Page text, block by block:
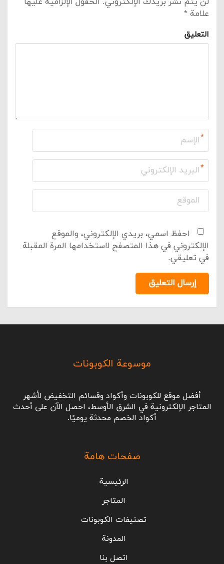
علامة *
التعليق
*
*
احفظ اسمي، بريدي الإلكتروني، والموقع
الإلكتروني في هذا المتصفح لاستخدامها المرة المقبلة
في تعليقي.
إرسال التعليق
موسوعة الكوبونات
أفضل موقع للكوبونات وأكواد وقسائم التخفيض لأشهر
المتاجر الإلكترونية في الشرق الأوسط، احصل الآن على أحدث
أكواد الخصم محدثة يوميًا.
صفحات هامة
الرئيسية
المتاجر
تصنيفات الكوبونات
المدونة
اتصل بنا